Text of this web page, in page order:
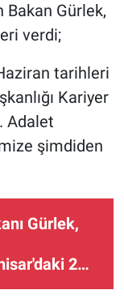
Bakan Gürlek,
verdi;
tarihleri
Kariyer
Adalet
şimdiden
Gürlek,
2
olayın